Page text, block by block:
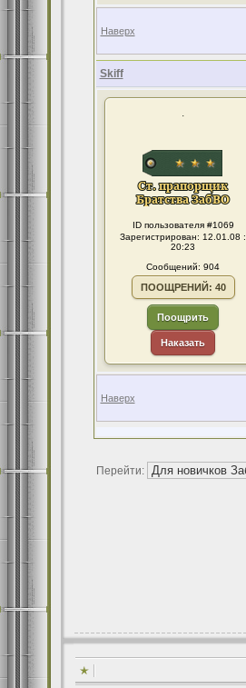
Наверх
Skiff
.
ID пользователя #1069
Зарегистрирован: 12.01.08 :
20:23
Сообщений: 904
ПООЩРЕНИЙ: 40
Поощрить
Наказать
Наверх
Перейти: